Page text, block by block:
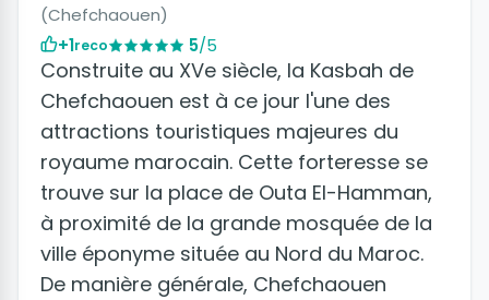
(Chefchaouen)
+1reco 5/5
Construite au XVe siècle, la Kasbah de
Chefchaouen est à ce jour l'une des
attractions touristiques majeures du
royaume marocain. Cette forteresse se
trouve sur la place de Outa El-Hamman,
à proximité de la grande mosquée de la
ville éponyme située au Nord du Maroc.
De manière générale, Chefchaouen